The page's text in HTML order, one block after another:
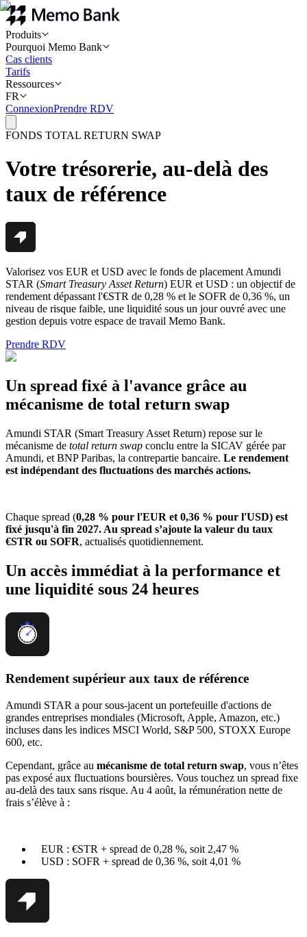
Produits
Pourquoi Memo Bank
Cas clients
Tarifs
Ressources
FR
ConnexionPrendre RDV
FONDS TOTAL RETURN SWAP
Votre trésorerie, au-delà des
taux de référence
Valorisez vos EUR et USD avec le fonds de placement Amundi
STAR (Smart Treasury Asset Return) EUR et USD : un objectif de
rendement dépassant l'€STR de 0,28 % et le SOFR de 0,36 %, un
niveau de risque faible, une liquidité sous un jour ouvré avec une
gestion depuis votre espace de travail Memo Bank.
Prendre RDV
Un spread fixé à l'avance grâce au
mécanisme de total return swap
Amundi STAR (Smart Treasury Asset Return) repose sur le
mécanisme de total return swap conclu entre la SICAV gérée par
Amundi, et BNP Paribas, la contrepartie bancaire. Le rendement
est indépendant des fluctuations des marchés actions.
Chaque spread (0,28 % pour l'EUR et 0,36 % pour l'USD) est
fixé jusqu'à fin 2027. Au spread s’ajoute la valeur du taux
€STR ou SOFR, actualisés quotidiennement.
Un accès immédiat à la performance et
une liquidité sous 24 heures
Rendement supérieur aux taux de référence
Amundi STAR a pour sous-jacent un portefeuille d'actions de
grandes entreprises mondiales (Microsoft, Apple, Amazon, etc.)
incluses dans les indices MSCI World, S&P 500, STOXX Europe
600, etc.
Cependant, grâce au mécanisme de total return swap, vous n’êtes
pas exposé aux fluctuations boursières. Vous touchez un spread fixe
au-delà des taux sans risque. Au 4 août, la rémunération nette de
frais s’élève à :
EUR : €STR + spread de 0,28 %, soit 2,47 %
USD : SOFR + spread de 0,36 %, soit 4,01 %